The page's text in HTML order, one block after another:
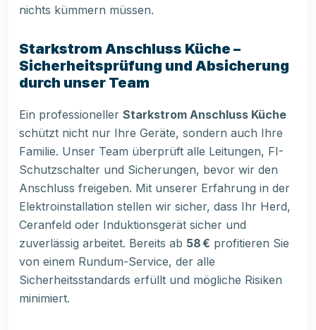
nichts kümmern müssen.
Starkstrom Anschluss Küche –
Sicherheitsprüfung und Absicherung
durch unser Team
Ein professioneller Starkstrom Anschluss Küche
schützt nicht nur Ihre Geräte, sondern auch Ihre
Familie. Unser Team überprüft alle Leitungen, FI-
Schutzschalter und Sicherungen, bevor wir den
Anschluss freigeben. Mit unserer Erfahrung in der
Elektroinstallation stellen wir sicher, dass Ihr Herd,
Ceranfeld oder Induktionsgerät sicher und
zuverlässig arbeitet. Bereits ab 58 € profitieren Sie
von einem Rundum-Service, der alle
Sicherheitsstandards erfüllt und mögliche Risiken
minimiert.